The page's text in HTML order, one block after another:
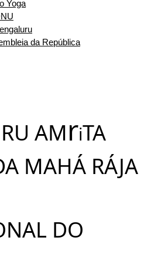
Yoga
da República
AMri TA
MAHÁ RÁJA
DO